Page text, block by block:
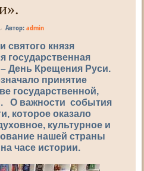
Автор: admin
святого князя
государственная
День Крещения Руси.
принятие
государственной,
О важности события
которое оказало
культурное и
нашей страны
часе истории.